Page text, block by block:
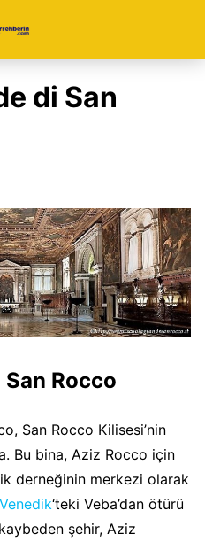
di San
Rocco
San Rocco Kilisesi’nin
Bu bina, Aziz Rocco için
derneğinin merkezi olarak
Venedik‘teki Veba’dan ötürü
şehir, Aziz